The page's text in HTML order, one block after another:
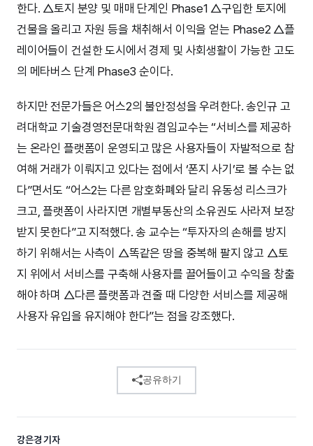
한다. △토지 분양 및 매매 단계인 Phase1 △구입한 토지에
건물을 올리고 자원 등을 채취해서 이익을 얻는 Phase2 △플
레이어들이 건설한 도시에서 경제 및 사회생활이 가능한 고도
의 메타버스 단계 Phase3 순이다.
하지만 전문가들은 어스2의 불안정성을 우려한다. 송인규 고
려대학교 기술경영전문대학원 겸임교수는 “서비스를 제공하
는 온라인 플랫폼이 운영되고 많은 사용자들이 자발적으로 참
여해 거래가 이뤄지고 있다는 점에서 ‘폰지 사기’로 볼 수는 없
다”면서도 “어스2는 다른 암호화폐와 달리 유동성 리스크가
크고, 플랫폼이 사라지면 개별부동산의 소유권도 사라져 보장
받지 못한다”고 지적했다. 송 교수는 “투자자의 손해를 방지
하기 위해서는 사측이 △똑같은 땅을 중복해 팔지 않고 △토
지 위에서 서비스를 구축해 사용자를 끌어들이고 수익을 창출
해야 하며 △다른 플랫폼과 견줄 때 다양한 서비스를 제공해
사용자 유입을 유지해야 한다”는 점을 강조했다.
공유하기
강은경 기자